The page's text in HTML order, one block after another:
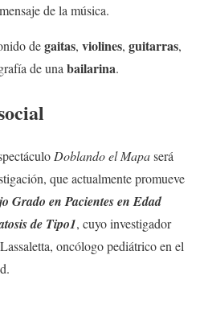
de la música.
degaitas, violines, guitarras,
de una bailarina.
Doblando el Mapaserá
que actualmente promueve
Grado en Pacientes en Edad
de Tipo1, cuyo investigador
oncólogo pediátrico en el